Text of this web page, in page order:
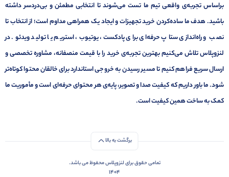
براساس تجربه‌ی واقعی تیم ما تست می‌شوند تا انتخابی مطمئن و بی‌دردسر داشته
باشید. هدف ما ساده‌کردن خرید تجهیزات و ایجاد یک همراهی مداوم است؛ از انتخاب تا
نصب و راه‌اندازی ستاپ حرفه‌ای برای پادکست، یوتیوب، استریم یا تولید ویدئو. در
لنزوپلاس تلاش می‌کنیم بهترین تجربه‌ی خرید را با قیمت منصفانه، مشاوره تخصصی و
ارسال سریع فراهم کنیم تا مسیر رسیدن به خروجی استاندارد برای خالقان محتوا کوتاه‌تر
شود. ما باور داریم که کیفیت صدا و تصویر، پایه‌ی هر محتوای حرفه‌ای است و مأموریت ما
کمک به ساخت همین کیفیت است.
برگشت به بالا
تمامی حقوق برای لنزوپلاس محفوظ می باشد.
1404